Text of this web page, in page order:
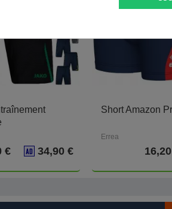
€ 34,90 €
Short Amazon
Errea